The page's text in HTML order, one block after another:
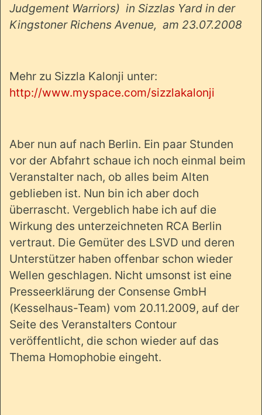
Judgement Warriors) in Sizzlas Yard in der
Kingstoner Richens Avenue, am 23.07.2008
Mehr zu Sizzla Kalonji unter:
http://www.myspace.com/sizzlakalonji
Aber nun auf nach Berlin. Ein paar Stunden
vor der Abfahrt schaue ich noch einmal beim
Veranstalter nach, ob alles beim Alten
geblieben ist. Nun bin ich aber doch
überrascht. Vergeblich habe ich auf die
Wirkung des unterzeichneten RCA Berlin
vertraut. Die Gemüter des LSVD und deren
Unterstützer haben offenbar schon wieder
Wellen geschlagen. Nicht umsonst ist eine
Presseerklärung der Consense GmbH
(Kesselhaus-Team) vom 20.11.2009, auf der
Seite des Veranstalters Contour
veröffentlicht, die schon wieder auf das
Thema Homophobie eingeht.